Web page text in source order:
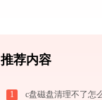
推荐内容
1 c盘磁盘清理不了怎